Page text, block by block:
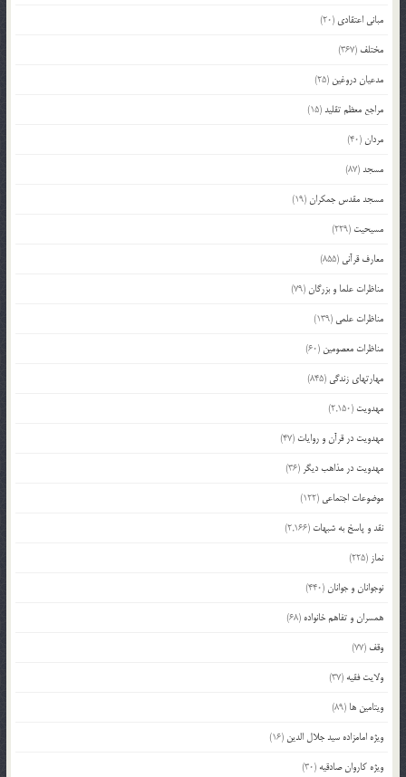
مبانی اعتقادی (20)
مختلف (367)
مدعیان دروغین (25)
مراجع معظم تقلید(15)
مردان(40)
مسجد(87)
مسجد مقدس جمکران(19)
مسیحیت (229)
معارف قرآنی (855)
مناظرات علما و بزرگان(79)
مناظرات علمی (139)
مناظرات معصومین (60)
مهارتهای زندگی (845)
مهدویت (2,150)
مهدویت در قرآن و روایات (47)
مهدویت در مذاهب دیگر (36)
موضوعات اجتماعی (122)
نقد و پاسخ به شبهات (2,166)
نماز (225)
نوجوانان و جوانان(440)
همسران و تفاهم خانواده (68)
وقف (77)
ولایت فقیه (37)
ویتامین ها (89)
ویژه امامزاده سید جلال الدین (16)
ویژه کاروان صادقیه (30)